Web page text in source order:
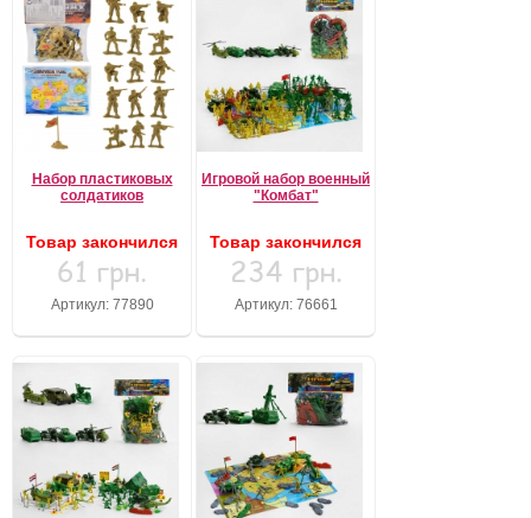
Набор пластиковых
солдатиков
Товар закончился
61 грн.
Артикул: 77890
Игровой набор военный
"Комбат"
Товар закончился
234 грн.
Артикул: 76661